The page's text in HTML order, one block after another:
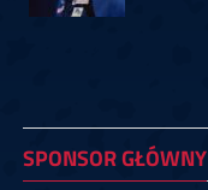
SPONSOR GŁÓWNY